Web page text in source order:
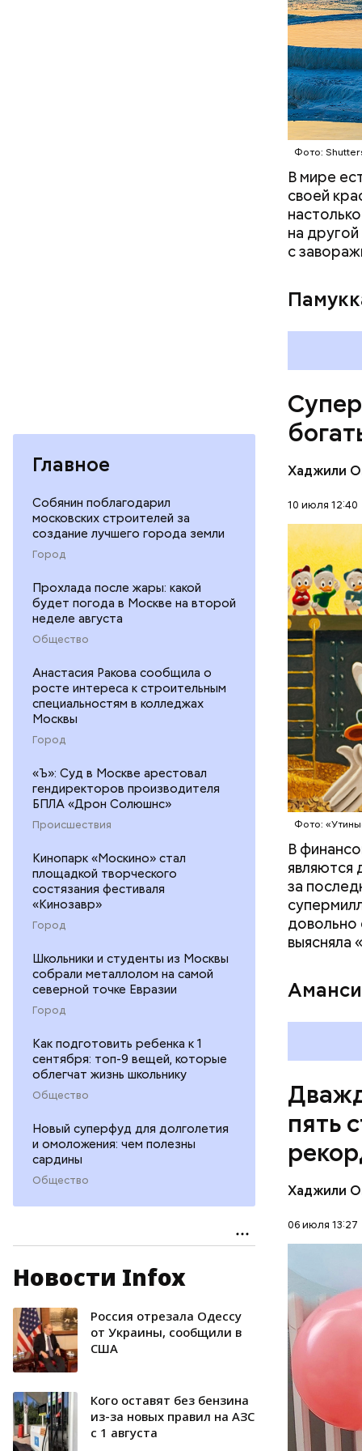
Главное
Собянин поблагодарил
московских строителей за
создание лучшего города земли
Город
Прохлада после жары: какой
будет погода в Москве на второй
неделе августа
Общество
Анастасия Ракова сообщила о
росте интереса к строительным
специальностям в колледжах
Москвы
Город
«Ъ»: Суд в Москве арестовал
гендиректоров производителя
БПЛА «Дрон Солюшнс»
Происшествия
Кинопарк «Москино» стал
площадкой творческого
состязания фестиваля
«Кинозавр»
Город
Школьники и студенты из Москвы
собрали металлолом на самой
северной точке Евразии
Город
Как подготовить ребенка к 1
сентября: топ-9 вещей, которые
облегчат жизнь школьнику
Общество
Новый суперфуд для долголетия
и омоложения: чем полезны
сардины
Общество
Новости Infox
Россия отрезала Одессу
от Украины, сообщили в
США
Кого оставят без бензина
из-за новых правил на АЗС
с 1 августа
Фото:
В мире
своей
на
с
Хаджили
10 июля 12:40
Фото:
В
являются
за
довольно
выясняла
Фото:
Амансио
магазине
делала
ДЕНЬГИ
пять
Хаджили
06 июля 13:27
котором
работать
ребенка.
Тадзима
лет.
В 1991
самым
людей в
XIX веке.
Фото: public